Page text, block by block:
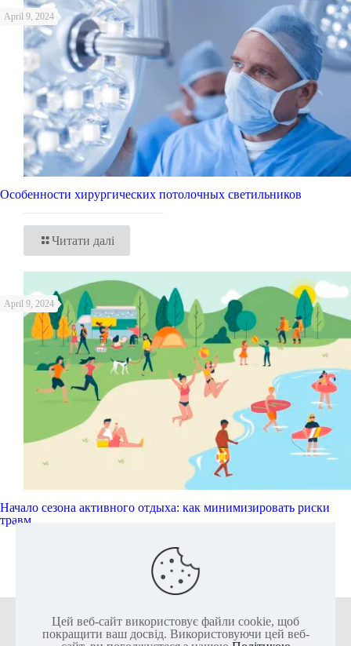
April 9, 2024
Особенности хирургических потолочных светильников
Читати далі
April 9, 2024
Начало сезона активного отдыха: как минимизировать риски
травм
+38 (050) 136-25-80 +38 (063) 136-25-85
Цей веб-сайт використовує файли cookie, щоб
покращити ваш досвід. Використовуючи цей веб-